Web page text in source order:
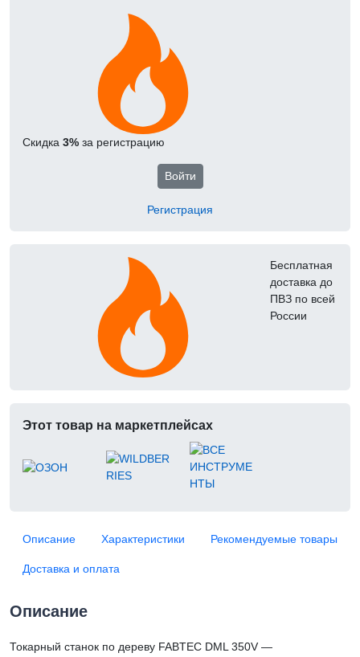
Скидка 3% за регистрацию
Войти
Регистрация
Бесплатная
доставка до
ПВЗ по всей
России
Этот товар на маркетплейсах
Описание Характеристики Рекомендуемые товары
Доставка и оплата
Описание
Токарный станок по дереву FABTEC DML 350V —